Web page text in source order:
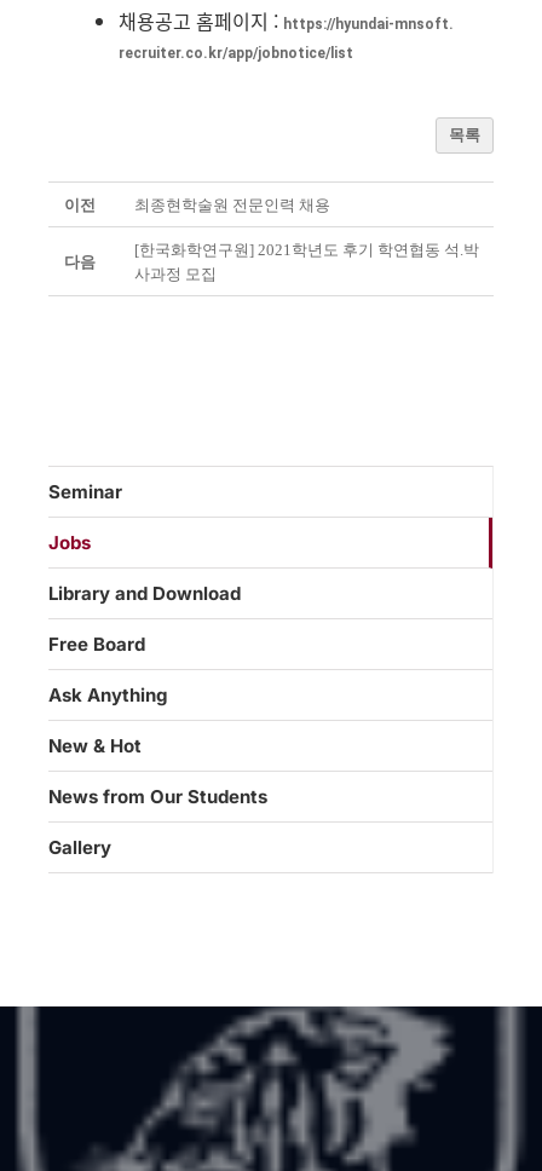
채용공고 홈페이지 : https://hyundai-mnsoft.
recruiter.co.kr/app/jobnotice/list
목록
이전 최종현학술원 전문인력 채용
다음
[한국화학연구원] 2021학년도 후기 학연협동 석.박
사과정 모집
Seminar
Jobs
Library and Download
Free Board
Ask Anything
New & Hot
News from Our Students
Gallery